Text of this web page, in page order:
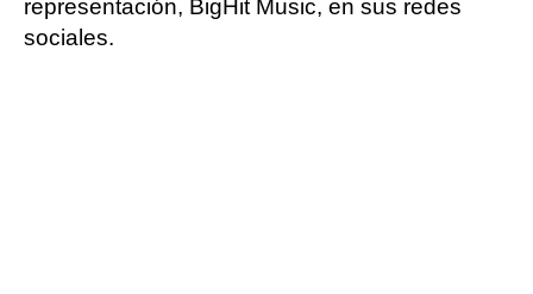
representación, BigHit Music, en sus redes
sociales.